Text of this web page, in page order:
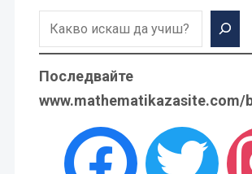
Последвайте
www.mathematikazasite.com/